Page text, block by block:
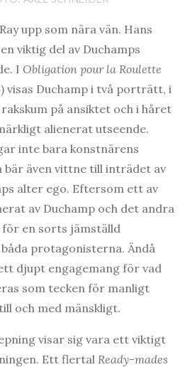
upp som nära vän. Hans
viktig del av Duchamps
I Obligation pour la Roulette
visas Duchamp i två porträtt, i
på ansiktet och i håret
alienerat utseende.
inte bara konstnärens
även vittne till inträdet av
alter ego. Eftersom ett av
av Duchamp och det andra
för en sorts jämställd
protagonisterna. Ändå
djupt engagemang för vad
som tecken för manligt
och med mänskligt.
visar sig vara ett viktigt
Ett flertal Ready-mades